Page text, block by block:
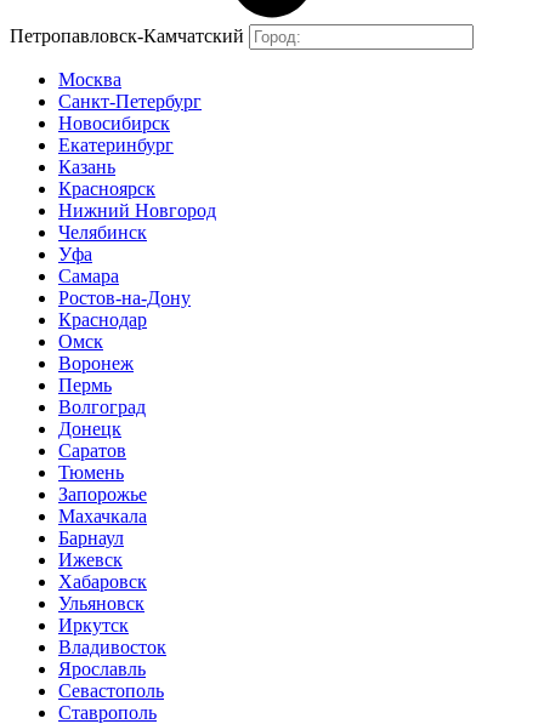
Петропавловск-Камчатский
Москва
Санкт-Петербург
Новосибирск
Екатеринбург
Казань
Красноярск
Нижний Новгород
Челябинск
Уфа
Самара
Ростов-на-Дону
Краснодар
Омск
Воронеж
Пермь
Волгоград
Донецк
Саратов
Тюмень
Запорожье
Махачкала
Барнаул
Ижевск
Хабаровск
Ульяновск
Иркутск
Владивосток
Ярославль
Севастополь
Ставрополь